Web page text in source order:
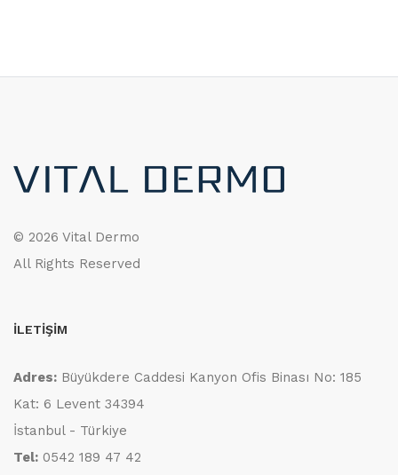
© 2026 Vital Dermo
All Rights Reserved
İLETİŞİM
Adres: Büyükdere Caddesi Kanyon Ofis Binası No: 185
Kat: 6 Levent 34394
İstanbul - Türkiye
Tel: 0542 189 47 42